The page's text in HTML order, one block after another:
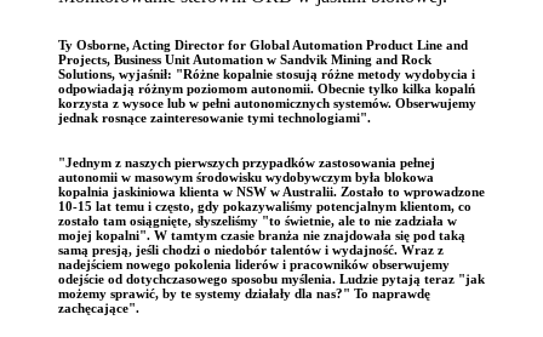
Ty Osborne, Acting Director for Global Automation Product Line and
Projects, Business Unit Automation w Sandvik Mining and Rock
Solutions, wyjaśnił: "Różne kopalnie stosują różne metody wydobycia i
odpowiadają różnym poziomom autonomii. Obecnie tylko kilka kopalń
korzysta z wysoce lub w pełni autonomicznych systemów. Obserwujemy
jednak rosnące zainteresowanie tymi technologiami".
"Jednym z naszych pierwszych przypadków zastosowania pełnej
autonomii w masowym środowisku wydobywczym była blokowa
kopalnia jaskiniowa klienta w NSW w Australii. Zostało to wprowadzone
10-15 lat temu i często, gdy pokazywaliśmy potencjalnym klientom, co
zostało tam osiągnięte, słyszeliśmy "to świetnie, ale to nie zadziała w
mojej kopalni". W tamtym czasie branża nie znajdowała się pod taką
samą presją, jeśli chodzi o niedobór talentów i wydajność. Wraz z
nadejściem nowego pokolenia liderów i pracowników obserwujemy
odejście od dotychczasowego sposobu myślenia. Ludzie pytają teraz "jak
możemy sprawić, by te systemy działały dla nas?" To naprawdę
zachęcające".